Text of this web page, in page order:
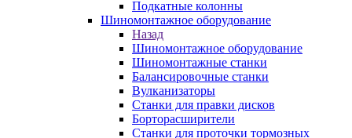
Подкатные колонны
Шиномонтажное оборудование
Назад
Шиномонтажное оборудование
Шиномонтажные станки
Балансировочные станки
Вулканизаторы
Станки для правки дисков
Борторасширители
Станки для проточки тормозных